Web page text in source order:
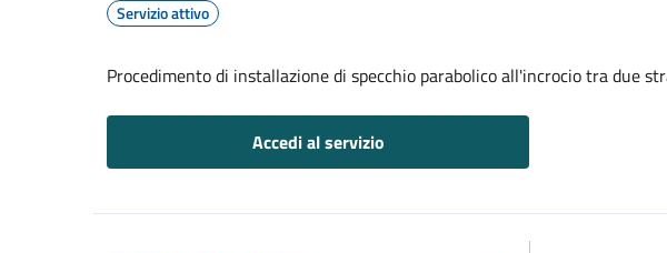
Servizio attivo
Procedimento di installazione di specchio parabolico all'incrocio tra due
Accedi al servizio